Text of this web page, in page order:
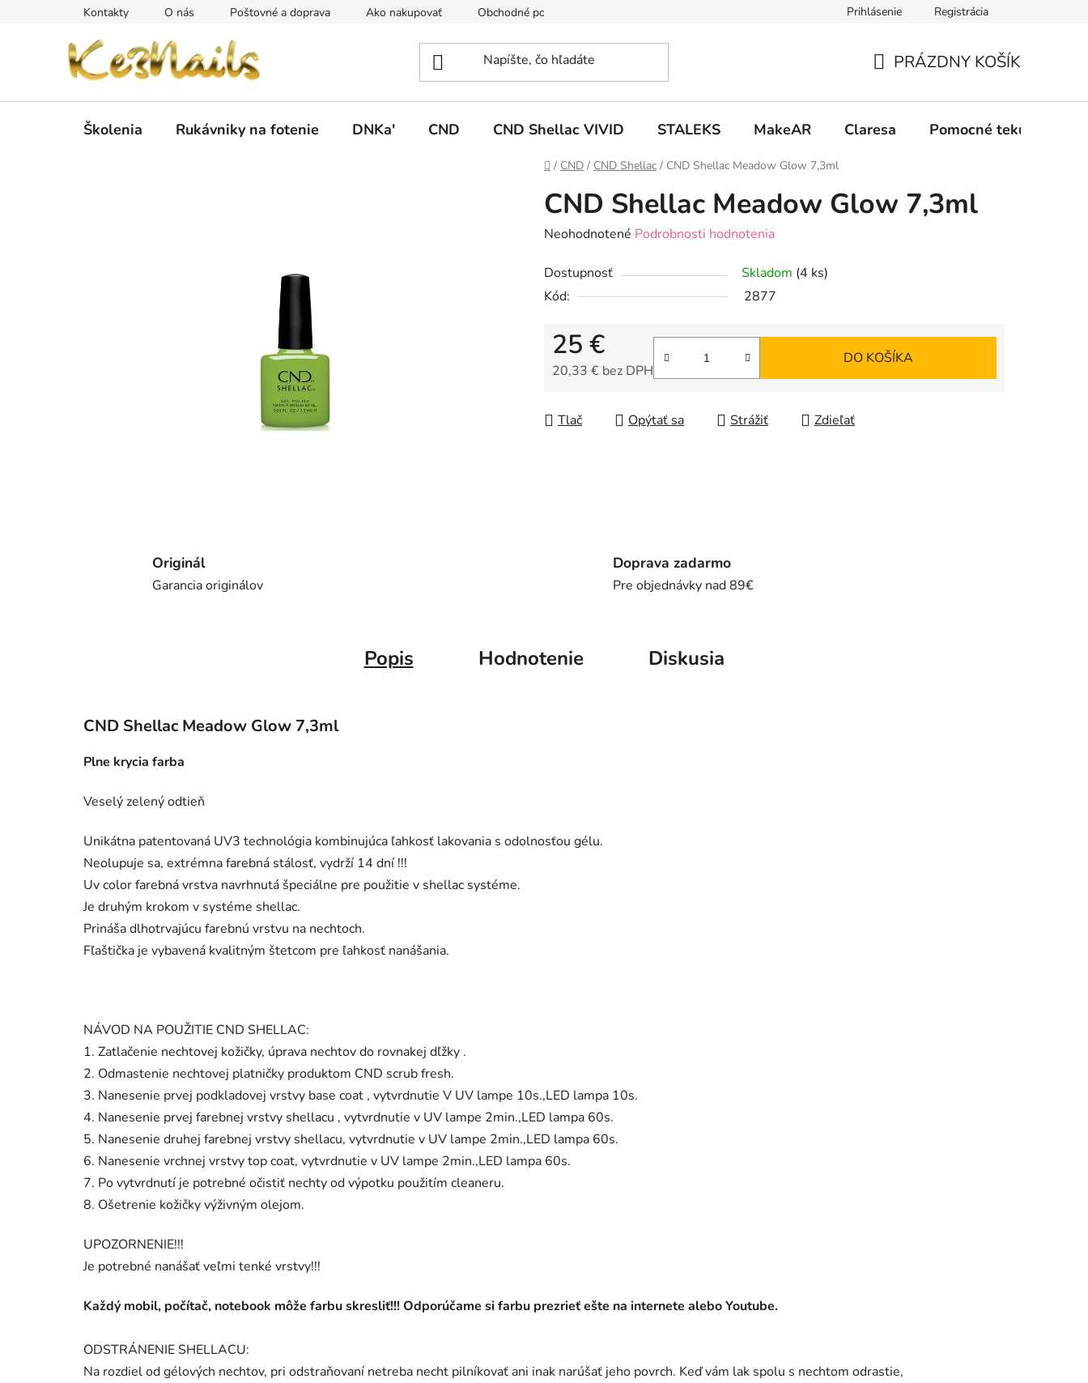
Kontakty O nás Poštovné a doprava Ako nakupovať Obchodné podmienky Formulár na odstúpenie od zmluvy
Prihlásenie Registrácia
KOŠÍK
PRÁZDNY KOŠÍK
Školenia Rukávniky na fotenie DNKa' CND CND Shellac VIVID STALEKS MakeAR Claresa Pomocné tekutiny
Domov
/ CND / CND Shellac / CND Shellac Meadow Glow 7,3ml
CND Shellac Meadow Glow 7,3ml
Priemerné
produktu
je
Neohodnotené Podrobnosti hodnotenia
Dostupnosť Skladom (4 ks)
Kód:
2877
25 €
20,33 € bez DPH
DO KOŠÍKA
Tlač Opýtať sa Strážiť Zdieľať
Originál
Garancia originálov
Doprava zadarmo
Pre objednávky nad 89€
Popis Hodnotenie Diskusia
CND Shellac Meadow Glow 7,3ml
Plne krycia farba
Veselý zelený odtieň
Unikátna patentovaná UV3 technológia kombinujúca ľahkosť lakovania s odolnosťou gélu.
Neolupuje sa, extrémna farebná stálosť, vydrží 14 dní !!!
Uv color farebná vrstva navrhnutá špeciálne pre použitie v shellac systéme.
Je druhým krokom v systéme shellac.
Prináša dlhotrvajúcu farebnú vrstvu na nechtoch.
Fľaštička je vybavená kvalitným štetcom pre ľahkosť nanášania.
NÁVOD NA POUŽITIE CND SHELLAC:
1. Zatlačenie nechtovej kožičky, úprava nechtov do rovnakej dľžky .
2. Odmastenie nechtovej platničky produktom CND scrub fresh.
3. Nanesenie prvej podkladovej vrstvy base coat , vytvrdnutie V UV lampe 10s.,LED lampa 10s.
4. Nanesenie prvej farebnej vrstvy shellacu , vytvrdnutie v UV lampe 2min.,LED lampa 60s.
5. Nanesenie druhej farebnej vrstvy shellacu, vytvrdnutie v UV lampe 2min.,LED lampa 60s.
6. Nanesenie vrchnej vrstvy top coat, vytvrdnutie v UV lampe 2min.,LED lampa 60s.
7. Po vytvrdnutí je potrebné očistiť nechty od výpotku použitím cleaneru.
8. Ošetrenie kožičky výživným olejom.
UPOZORNENIE!!!
Je potrebné nanášať veľmi tenké vrstvy!!!
Každý mobil, počítač, notebook môže farbu skresliť!!! Odporúčame si farbu prezrieť ešte na internete alebo Youtube.
ODSTRÁNENIE SHELLACU:
Na rozdiel od gélových nechtov, pri odstraňovaní netreba necht pilníkovať ani inak narúšať jeho povrch. Keď vám lak spolu s nechtom odrastie,